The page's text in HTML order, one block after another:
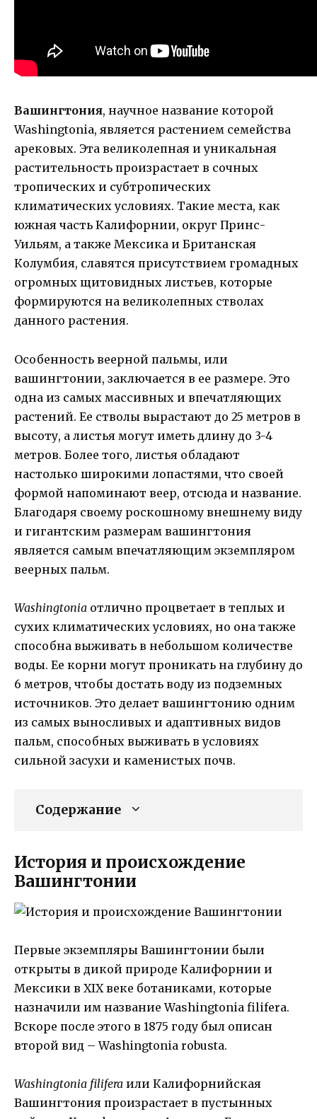
Вашингтония, научное название которой
Washingtonia, является растением семейства
арековых. Эта великолепная и уникальная
растительность произрастает в сочных
тропических и субтропических
климатических условиях. Такие места, как
южная часть Калифорнии, округ Принс-
Уильям, а также Мексика и Британская
Колумбия, славятся присутствием громадных
огромных щитовидных листьев, которые
формируются на великолепных стволах
данного растения.
Особенность веерной пальмы, или
вашингтонии, заключается в ее размере. Это
одна из самых массивных и впечатляющих
растений. Ее стволы вырастают до 25 метров в
высоту, а листья могут иметь длину до 3-4
метров. Более того, листья обладают
настолько широкими лопастями, что своей
формой напоминают веер, отсюда и название.
Благодаря своему роскошному внешнему виду
и гигантским размерам вашингтония
является самым впечатляющим экземпляром
веерных пальм.
Washingtonia отлично процветает в теплых и
сухих климатических условиях, но она также
способна выживать в небольшом количестве
воды. Ее корни могут проникать на глубину до
6 метров, чтобы достать воду из подземных
источников. Это делает вашингтонию одним
из самых выносливых и адаптивных видов
пальм, способных выживать в условиях
сильной засухи и каменистых почв.
Содержание
История и происхождение
Вашингтонии
Первые экземпляры Вашингтонии были
открыты в дикой природе Калифорнии и
Мексики в XIX веке ботаниками, которые
назначили им название Washingtonia filifera.
Вскоре после этого в 1875 году был описан
второй вид – Washingtonia robusta.
Washingtonia filifera или Калифорнийская
Вашингтония произрастает в пустынных